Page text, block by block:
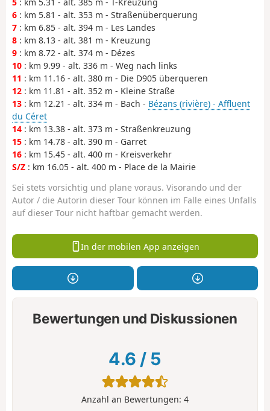
6 : km 5.81 - alt. 353 m - Straßenüberquerung
7 : km 6.85 - alt. 394 m - Les Landes
8 : km 8.13 - alt. 381 m - Kreuzung
9 : km 8.72 - alt. 374 m - Dézes
10 : km 9.99 - alt. 336 m - Weg nach links
11 : km 11.16 - alt. 380 m - Die D905 überqueren
12 : km 11.81 - alt. 352 m - Kleine Straße
13 : km 12.21 - alt. 334 m - Bach - Bézans (rivière) - Affluent
du Céret
14 : km 13.38 - alt. 373 m - Straßenkreuzung
15 : km 14.78 - alt. 390 m - Garret
16 : km 15.45 - alt. 400 m - Kreisverkehr
S/Z : km 16.05 - alt. 400 m - Place de la Mairie
Sei stets vorsichtig und plane voraus. Visorando und der
Autor / die Autorin dieser Tour können im Falle eines Unfalls
auf dieser Tour nicht haftbar gemacht werden.
In der mobilen App anzeigen
Bewertungen und Diskussionen
4.6 / 5
Anzahl an Bewertungen: 4